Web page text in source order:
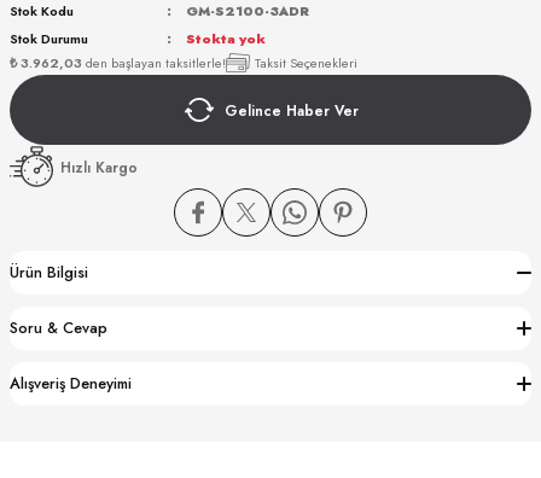
₺ 3.962,03 den başlayan taksitlerle! Taksit Seçenekleri
Stok Kodu
GM-S2100-3ADR
Stok Durumu
Stokta yok
Gelince Haber Ver
Hızlı Kargo
Ürün Bilgisi
Soru & Cevap
Alışveriş Deneyimi